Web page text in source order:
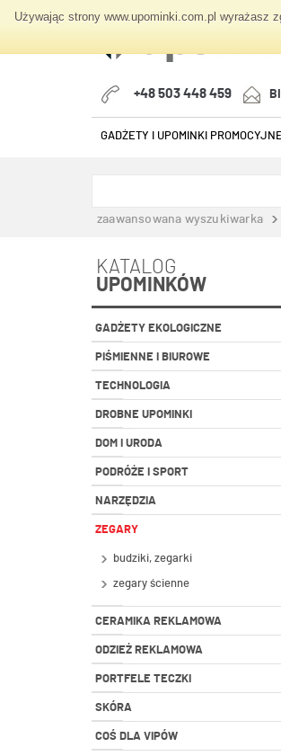
Używając strony www.upominki.com.pl wyrażasz
+48 503 448 459
GADŻETY I UPOMINKI
zaawansowana wyszukiwarka
KATALOG
UPOMINKÓW
GADŻETY EKOLOGICZNE
PIŚMIENNE I BIUROWE
TECHNOLOGIA
DROBNE UPOMINKI
DOM I URODA
PODRÓŻE I SPORT
NARZĘDZIA
ZEGARY
budziki, zegarki
zegary ścienne
CERAMIKA REKLAMOWA
ODZIEŻ REKLAMOWA
PORTFELE TECZKI
SKÓRA
COŚ DLA VIPÓW